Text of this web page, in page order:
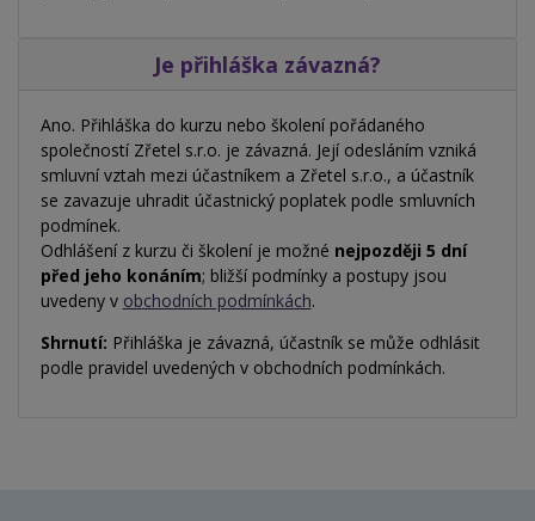
Je přihláška závazná?
Ano. Přihláška do kurzu nebo školení pořádaného
společností Zřetel s.r.o. je závazná. Její odesláním vzniká
smluvní vztah mezi účastníkem a Zřetel s.r.o., a účastník
se zavazuje uhradit účastnický poplatek podle smluvních
podmínek.
Odhlášení z kurzu či školení je možné nejpozději 5 dní
před jeho konáním; bližší podmínky a postupy jsou
uvedeny v obchodních podmínkách.
Shrnutí: Přihláška je závazná, účastník se může odhlásit
podle pravidel uvedených v obchodních podmínkách.